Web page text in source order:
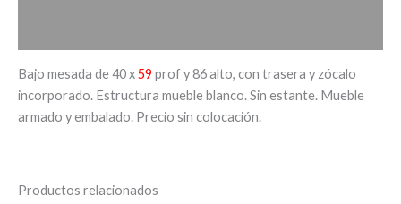
Bajo mesada de 40 x59 prof y 86 alto, con trasera y zócalo
incorporado. Estructura mueble blanco. Sin estante. Mueble
armado y embalado. Precio sin colocación.
Productos relacionados